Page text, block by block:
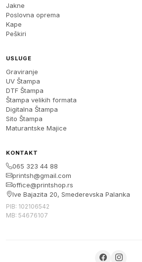
Jakne
Poslovna oprema
Kape
Peškiri
USLUGE
Graviranje
UV Štampa
DTF Štampa
Štampa velikih formata
Digitalna Štampa
Sito Štampa
Maturantske Majice
KONTAKT
065 323 44 88
printsh@gmail.com
office@printshop.rs
Ive Bajazita 20, Smederevska Palanka
PIB: 102106542
MB: 54676107